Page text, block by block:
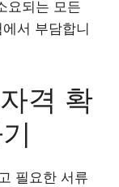
요되는 모든
서 부담합니
격 확
필요한 서류